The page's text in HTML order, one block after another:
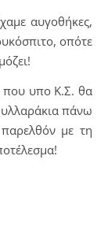
αυγοθήκες,
οπότε
που υπο Κ.Σ. θα
πάνω
με τη